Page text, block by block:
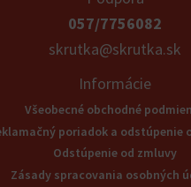
057/7756082
skrutka@skrutka.sk
Informácie
Všeobecné obchodné
poriadok a odstúpenie
Odstúpenie od zmluvy
Zásady spracovania osobných